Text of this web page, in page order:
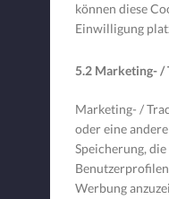
können diese
Einwilligung
5.2 Marketing- /
Marketing- /
oder eine
Speicherung,
Werbung